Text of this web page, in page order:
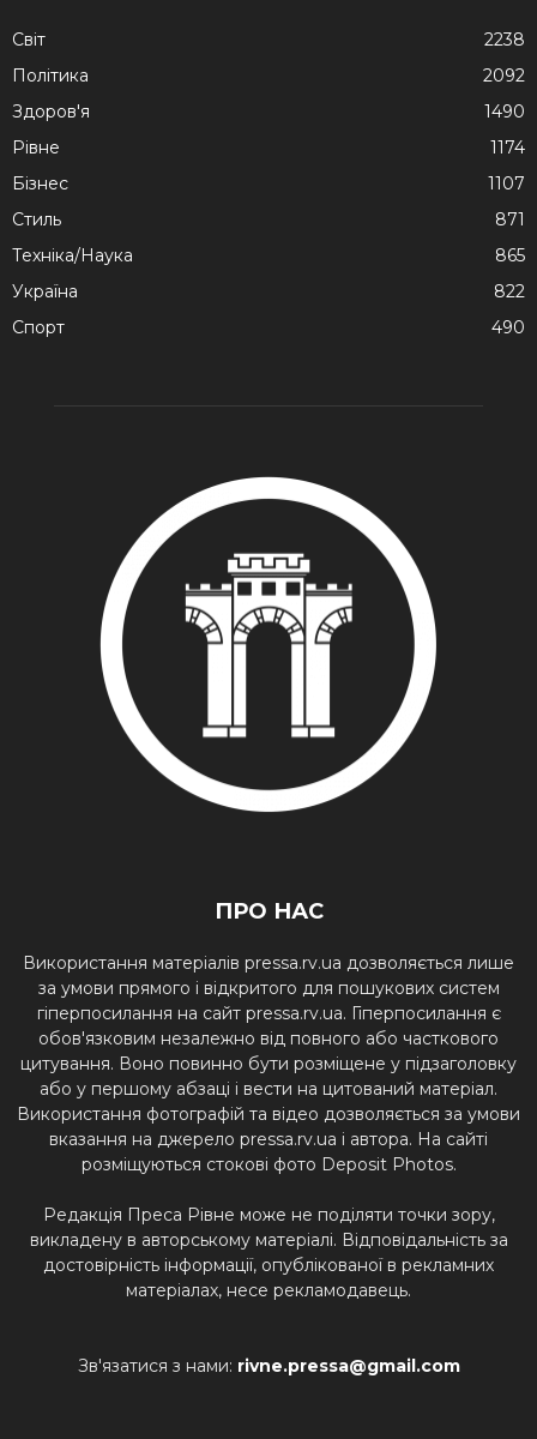
Cвіт
2238
Політика
2092
Здоров'я
1490
Рівне
1174
Бізнес
1107
Стиль
871
Техніка/Наука
865
Україна
822
Спорт
490
ПРО НАС
Використання матеріалів pressa.rv.ua дозволяється лише
за умови прямого і відкритого для пошукових систем
гіперпосилання на сайт pressa.rv.ua. Гіперпосилання є
обов'язковим незалежно від повного або часткового
цитування. Воно повинно бути розміщене у підзаголовку
або у першому абзаці і вести на цитований матеріал.
Використання фотографій та відео дозволяється за умови
вказання на джерело pressa.rv.ua і автора. На сайті
розміщуються стокові фото Deposit Photos.
Редакція Преса Рівне може не поділяти точки зору,
викладену в авторському матеріалі. Відповідальність за
достовірність інформації, опублікованої в рекламних
матеріалах, несе рекламодавець.
Зв'язатися з нами: rivne.pressa@gmail.com